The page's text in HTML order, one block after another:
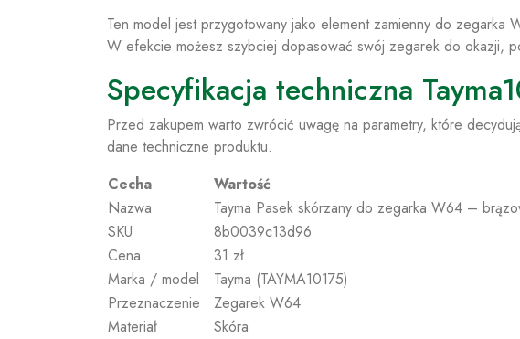
Ten model jest przygotowany jako element zamienny do zegarka
W efekcie możesz szybciej dopasować swój zegarek do okazji,
Specyfikacja techniczna
Przed zakupem warto zwrócić uwagę na parametry, które
dane techniczne produktu.
Cecha
Wartość
Nazwa
Tayma Pasek skórzany do zegarka W64 –
SKU
8b0039c13d96
Cena
31 zł
Marka / model
Tayma (TAYMA10175)
Przeznaczenie
Zegarek W64
Materiał
Skóra